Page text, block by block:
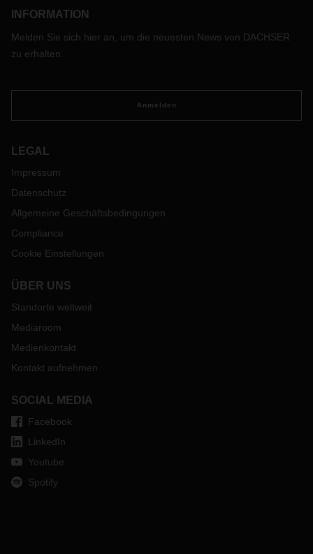
INFORMATION
Melden Sie sich hier an, um die neuesten News von DACHSER
zu erhalten.
Anmelden
LEGAL
Impressum
Datenschutz
Allgemeine Geschäftsbedingungen
Compliance
Cookie Einstellungen
ÜBER UNS
Standorte weltweit
Mediaroom
Medienkontakt
Kontakt aufnehmen
SOCIAL MEDIA
Facebook
LinkedIn
Youtube
Spotify